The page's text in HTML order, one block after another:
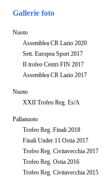
Gallerie foto
Nuoto
Assemblea CR Lazio 2020
Sett. Europea Sport 2017
II trofeo Centri FIN 2017
Assemblea CR Lazio 2017
Nuoto
XXII Trofeo Reg. Es/A
Pallanuoto
Trofeo Reg. Finali 2018
Finali Under 11 Ostia 2017
Trofeo Reg. Civitavecchia 2017
Trofeo Reg. Ostia 2016
Trofeo Reg. Civitavecchia 2015